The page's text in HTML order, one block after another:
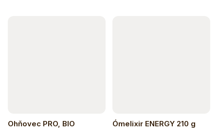
Ohňovec PRO, BIO Ómelixir ENERGY 210 g